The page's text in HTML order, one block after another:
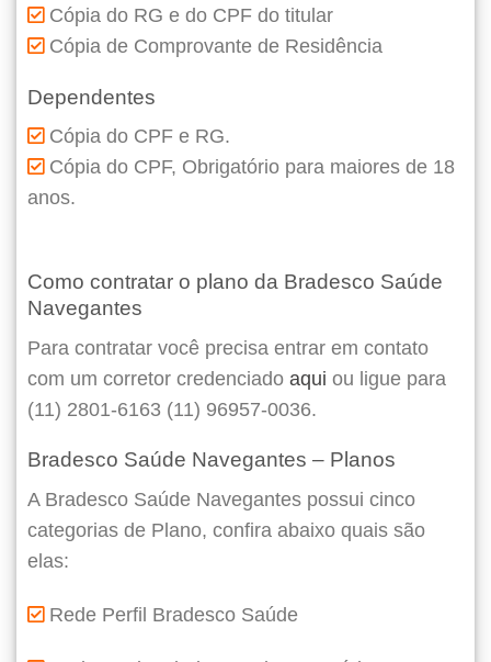
Cópia do RG e do CPF do titular
Cópia de Comprovante de Residência
Dependentes
Cópia do CPF e RG.
Cópia do CPF, Obrigatório para maiores de 18
anos.
Como contratar o plano da Bradesco Saúde
Navegantes
Para contratar você precisa entrar em contato
com um corretor credenciado aqui ou ligue para
(11) 2801-6163 (11) 96957-0036.
Bradesco Saúde Navegantes – Planos
A Bradesco Saúde Navegantes possui cinco
categorias de Plano, confira abaixo quais são
elas:
Rede Perfil Bradesco Saúde